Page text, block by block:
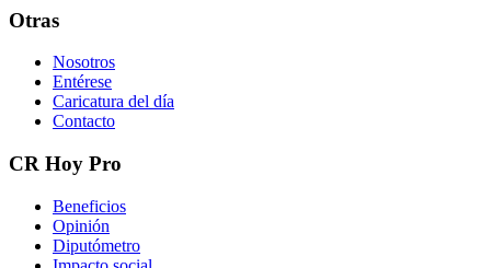
Otras
Nosotros
Entérese
Caricatura del día
Contacto
CR Hoy Pro
Beneficios
Opinión
Diputómetro